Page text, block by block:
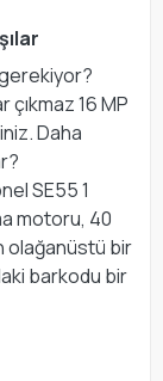
çıkmaz 16 MP
Daha
SE55 1
motoru, 40
olağanüstü bir
barkodu bir